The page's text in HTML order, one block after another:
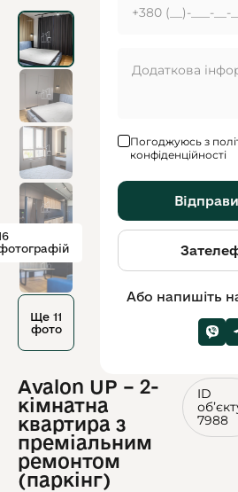
Ще 11
фото
Avalon UP – 2-
кімнатна
квартира з
преміальним
ремонтом
(паркінг)
ID
7988
Погоджуюсь з
конфіденційності
Або напишіть